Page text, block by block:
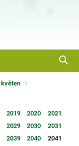
květen
2019 2020
2021
2029 2030
2031
2039 2040
2041